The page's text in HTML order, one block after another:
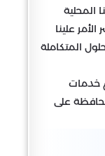
المحلية
علينا
المتكاملة
خدمات
على